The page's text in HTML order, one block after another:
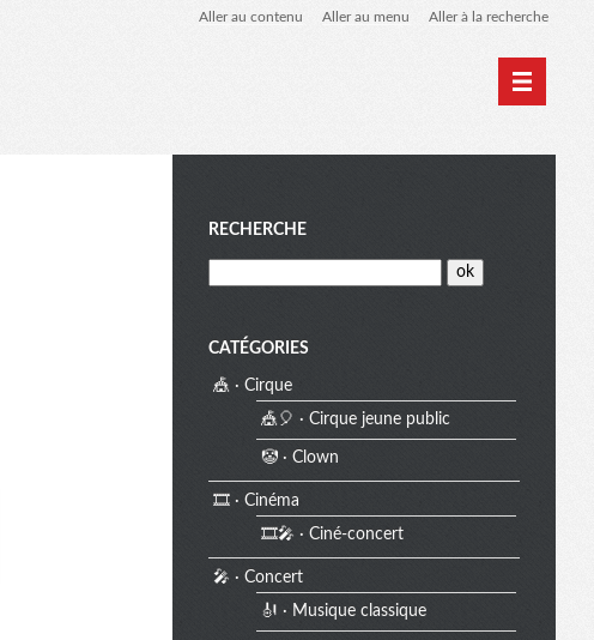
Aller au contenu Aller au menu Aller à la recherche
M
e
u
RECHERCHE
CATÉGORIES
🎪 · Cirque
🎪🎈 · Cirque jeune public
🤡 · Clown
🎞️ · Cinéma
🎞️🎤 · Ciné-concert
🎤 · Concert
🎻 · Musique classique